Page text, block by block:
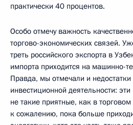
практически 40 процентов.
Особо отмечу важность
торгово-экономических связей.
треть российского экспорта в
импорта приходится на машинно-
Правда, мы отмечали и недостатки
инвестиционной деятельности:
не такие приятные, как в
к сожалению, пока больше